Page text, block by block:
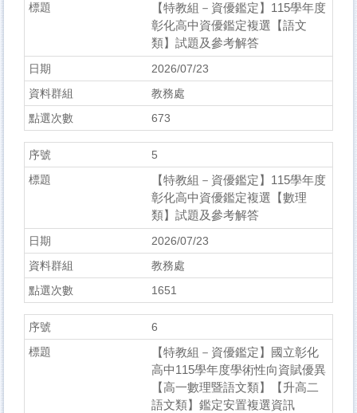
【特教組－資優鑑定】115學年度
彰化高中資優鑑定複選【語文
類】試題及參考解答
2026/07/23
教務處
673
5
【特教組－資優鑑定】115學年度
彰化高中資優鑑定複選【數理
類】試題及參考解答
2026/07/23
教務處
1651
6
【特教組－資優鑑定】國立彰化
高中115學年度學術性向資賦優異
【高一數理暨語文類】【升高二
語文類】鑑定安置複選資訊